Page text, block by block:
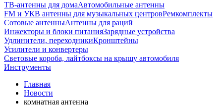
ТВ-антенны для домаАвтомобильные антенны
FM и УКВ антенны для музыкальных центровРемкомплекты
Сотовые антенныАнтенны для раций
Инжекторы и блоки питанияЗарядные устройства
Удлинители, переходникиКронштейны
Усилители и конвертеры
Световые короба, лайтбоксы на крышу автомобиля
Инструменты
Главная
Новости
комнатная антенна